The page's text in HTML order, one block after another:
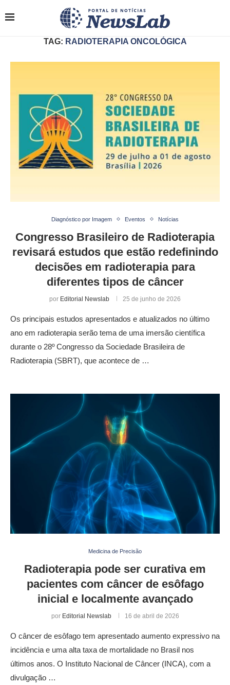
TAG: RADIOTERAPIA ONCOLÓGICA
Diagnóstico por Imagem Eventos Notícias
Congresso Brasileiro de Radioterapia
revisará estudos que estão redefinindo
decisões em radioterapia para
diferentes tipos de câncer
por Editorial Newslab 25 de junho de 2026
Os principais estudos apresentados e atualizados no último
ano em radioterapia serão tema de uma imersão científica
durante o 28º Congresso da Sociedade Brasileira de
Radioterapia (SBRT), que acontece de …
Medicina de Precisão
Radioterapia pode ser curativa em
pacientes com câncer de esôfago
inicial e localmente avançado
por Editorial Newslab 16 de abril de 2026
O câncer de esôfago tem apresentado aumento expressivo na
incidência e uma alta taxa de mortalidade no Brasil nos
últimos anos. O Instituto Nacional de Câncer (INCA), com a
divulgação …